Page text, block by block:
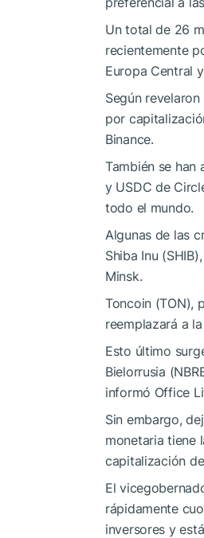
Un total de 26
recientemente
Europa Central
Según
por
Binance.
También se han
y USDC de
todo el mundo.
Algunas de las
Shiba Inu
Minsk.
Toncoin (TON),
reemplazará a
Esto último
Bielorrusia
informó Office
Sin embargo,
monetaria tiene
capitalización
El
rápidamente
inversores y